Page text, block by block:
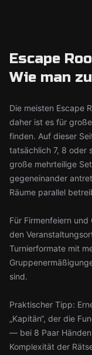
Escape
Wie man
Die meisten Escape
daher ist es für
finden. Auf dieser
tatsächlich 7, 8 oder
große mehrteilige
gegeneinander
Räume parallel
Für Firmenfeiern
den
Turnierformate mit
sind.
Praktischer Tipp:
„Kapitän“, der die
— bei 8 Paar
Komplexität der